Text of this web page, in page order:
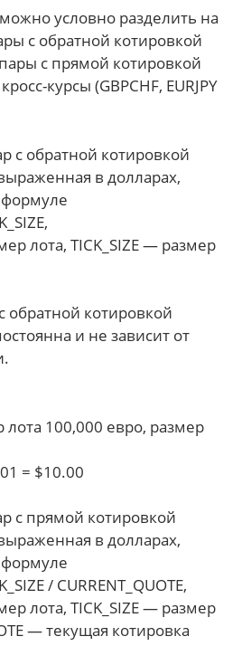
условно разделить на
с обратной котировкой
пары с прямой котировкой
курсы (GBPCHF, EURJPY
с обратной котировкой
в долларах,
формуле
лота, TICK_SIZE — размер
обратной котировкой
и не зависит от
лота 100,000 евро, размер
= $10.00
с прямой котировкой
в долларах,
формуле
/ CURRENT_QUOTE,
лота, TICK_SIZE — размер
— текущая котировка